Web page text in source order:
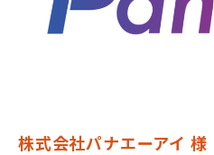
株式会社パナエーアイ 様